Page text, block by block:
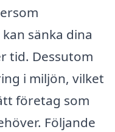
sänka dina
tid. Dessutom
i miljön, vilket
företag som
Följande